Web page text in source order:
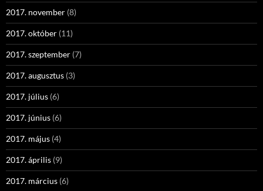
2017. november (8)
2017. október (11)
2017. szeptember (7)
2017. augusztus (3)
2017. július (6)
2017. június (6)
2017. május (4)
2017. április (9)
2017. március (6)